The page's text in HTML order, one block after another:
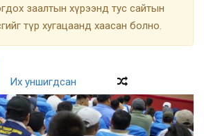
заалтын хүрээнд тус сайтын
түр хугацаанд хаасан болно.
Их уншигдсан